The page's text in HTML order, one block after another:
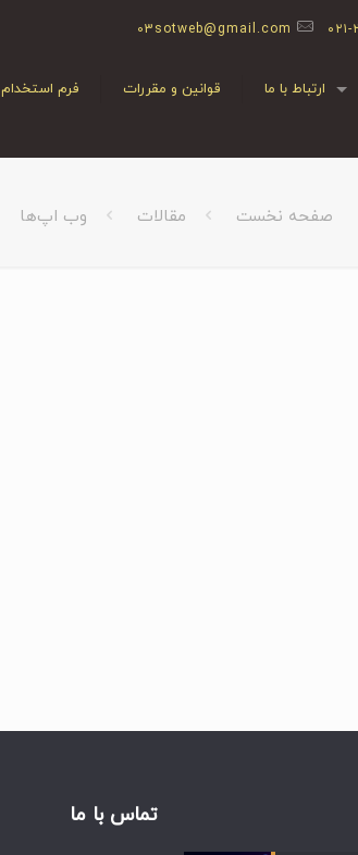
03sotweb@gmail.com
ارتباط با ما قوانین و مقررات فرم استخدام
صفحه نخست مقالات وب اپ‌ها
تماس با ما